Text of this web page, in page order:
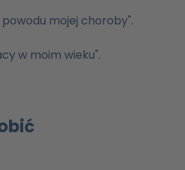
mojej choroby".
w moim wieku".